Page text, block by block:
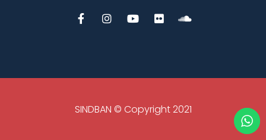
SINDBAN © Copyright 2021